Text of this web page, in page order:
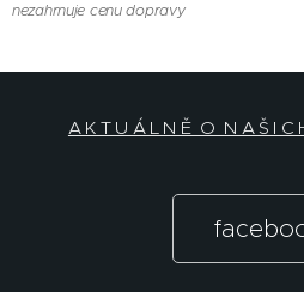
nezahrnuje cenu dopravy
A K T U Á L N Ě O N A Š I